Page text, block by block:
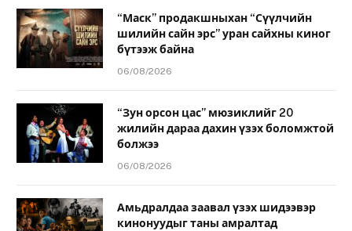
“Маск” продакшныхан “Сүүлчийн
шилийн сайн эрс” уран сайхны киног
бүтээж байна
06/08/2026
“Зун орсон цас” мюзиклийг 20
жилийн дараа дахин үзэх боломжтой
болжээ
06/08/2026
Амьдралдаа заавал үзэх шидээвэр
кинонуудыг таны амралтад